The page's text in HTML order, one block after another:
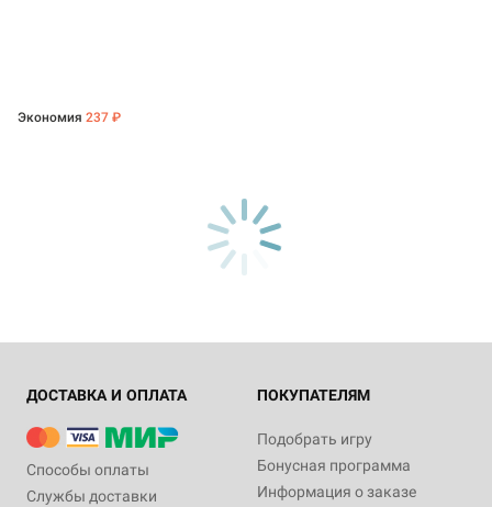
Экономия 237 ₽
ДОСТАВКА И ОПЛАТА
Способы оплаты
Службы доставки
ПОКУПАТЕЛЯМ
Подобрать игру
Бонусная программа
Информация о заказе